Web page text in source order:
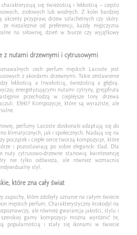
się świeżością i lekkością – często
ziołowych lub wodnych. Z kolei bardziej
akcenty przypraw, drzew szlachetnych czy skóry.
niezależnie od preferencji, każdy mężczyzna
na siłownię, dzień w biurze czy wyjątkowy
z nutami drzewnymi i cytrusowymi
cech perfum męskich Lacoste jest
z akordami drzewnymi. Takie zestawienie
lekkością a trwałością, świeżością a głębią.
energetyzującymi nutami cytryny, grejpfruta
przechodzą w cieplejsze tony drzewa
Efekt? Kompozycje, które są wyraziste, ale
perfumy Lacoste doskonale adaptują się do
klimatycznych, jak i społecznych. Nadają się na
początek i ciepłe serce tworzą kompozycje, które
i pozostawiają po sobie elegancki ślad. Dla
nuty cytrusowo-drzewne stanowią kwintesencję
nie tylko odświeża, ale również wzmacnia
styl.
które zna cały świat
zapachy, które zdobyły uznanie na całym świecie
męskich perfum. Charakterystyczny krokodyl na
ale również gwarancja jakości, stylu i
gamy kompozycji można wyróżnić te,
popularnością i stały się ikonami w świecie